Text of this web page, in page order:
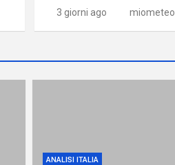
3 giorni ago miometeo
ANALISI ITALIA